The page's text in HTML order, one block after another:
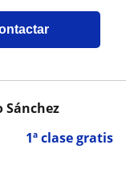
1ª clase gratis
Sánchez